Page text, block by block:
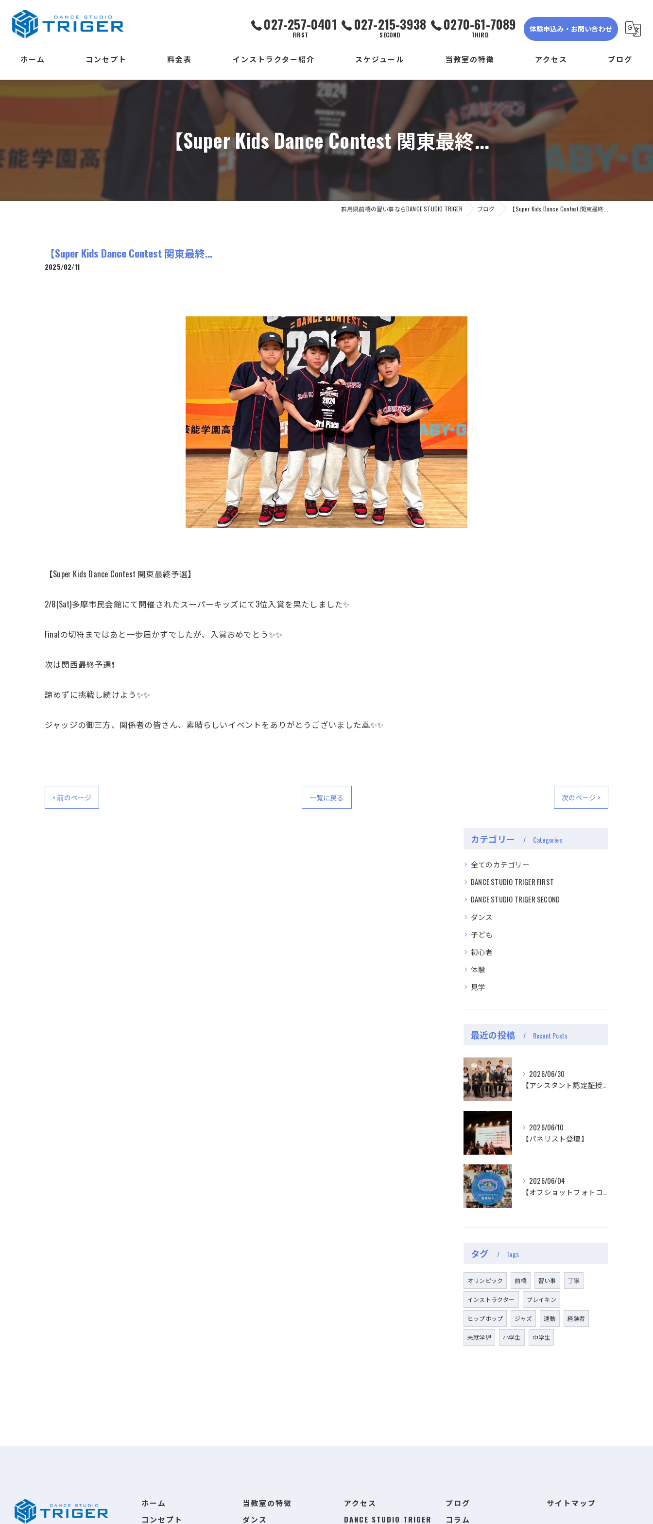
027-257-0401
FIRST
027-215-3938
SECOND
0270-61-7089
THIRD
体験申込み・お問い合わせ
ホーム コンセプト
学べること
料金表 インストラクター紹介 スケジュール
SECOND校
THIRD校
出張校
当教室の特徴
子ども
初心者
アクセス
DANCE STUDIO TRIGER FIRST
DANCE STUDIO TRIGER SECOND
DANCE STUDIO TRIGER THIRD
ブログ
【Super Kids Dance Contest 関東最終...
群馬県前橋の習い事ならDANCE STUDIO TRIGER ブログ 【Super Kids Dance Contest 関東最終...
【Super Kids Dance Contest 関東最終...
2025/02/11
【Super Kids Dance Contest 関東最終予選】
2/8(Sat)多摩市民会館にて開催されたスーパーキッズにて3位入賞を果たしました✨
Finalの切符まではあと一歩届かずでしたが、入賞おめでとう✨✨
次は関西最終予選❗️
諦めずに挑戦し続けよう✨✨
ジャッジの御三方、関係者の皆さん、素晴らしいイベントをありがとうございました🙇✨✨
< 前のページ 一覧に戻る 次のページ >
カテゴリー Categories
全てのカテゴリー
DANCE STUDIO TRIGER FIRST
DANCE STUDIO TRIGER SECOND
ダンス
子ども
初心者
体験
見学
最近の投稿 Recent Posts
2026/06/30
【アシスタント認定証授与式】
2026/06/10
【パネリスト登壇】
2026/06/04
【オフショットフォトコンテスト審査結果】
タグ Tags
オリンピック 前橋 習い事 丁寧
インストラクター ブレイキン
ヒップホップ ジャズ 運動 経験者
未就学児 小学生 中学生
ホーム
コンセプト
当教室の特徴
ダンス
アクセス
DANCE STUDIO TRIGER
ブログ
コラム
サイトマップ